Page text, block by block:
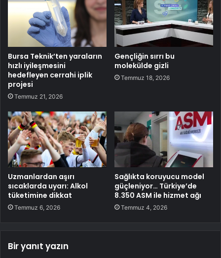
Bursa Teknik’ten yaraların
hızlı iyileşmesini
hedefleyen cerrahi iplik
projesi
Temmuz 21, 2026
Gençliğin sırrı bu
molekülde gizli
Temmuz 18, 2026
Uzmanlardan aşırı
sıcaklarda uyarı: Alkol
tüketimine dikkat
Temmuz 6, 2026
Sağlıkta koruyucu model
güçleniyor… Türkiye’de
8.350 ASM ile hizmet ağı
Temmuz 4, 2026
Bir yanıt yazın